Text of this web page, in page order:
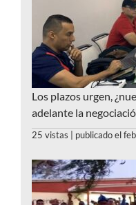
Los plazos urgen,
adelante la
25 vistas | publicado el